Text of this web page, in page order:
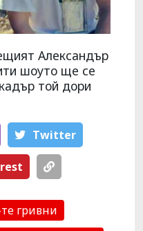
Александър
шоуто ще се
той дори
Тwitter
гривни